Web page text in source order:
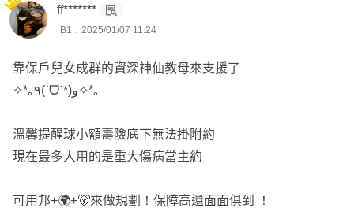
ff*******
B1．2025/01/07 11:24
靠保戶兒女成群的資深神仙教母來支援了
✧*｡٩(ˊᗜˋ*)و✧*｡
溫馨提醒球小額壽險底下無法掛附約
現在最多人用的是重大傷病當主約
可用邦+🌍+🐻來做規劃！保障高還面面俱到 ！